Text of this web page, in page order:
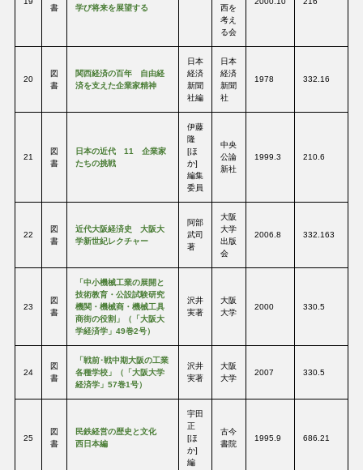
書 学び将来を展望する
西を
考え
る会
20
図
書
関西経済の百年 自由経
済を支えた企業家精神
日本
経済
新聞
社編
日本
経済
新聞
社
1978 332.16
21
図
書
日本の近代 11 企業家
たちの挑戦
伊藤
隆
[ほ
か]
編集
委員
中央
公論
新社
1999.3 210.6
22
図
書
近代大阪経済史 大阪大
学新世紀レクチャー
阿部
武司
著
大阪
大学
出版
会
2006.8 332.163
23
図
書
「中小機械工業の展開と
技術教育・公設試験研究
機関・機械商・機械工具
商街の役割」（「大阪大
学経済学」49巻2号）
沢井
実著
大阪
大学
2000 330.5
24
図
書
「戦前･戦中期大阪の工業
各種学校」（「大阪大学
経済学」57巻1号）
沢井
実著
大阪
大学
2007 330.5
25
図
書
民鉄経営の歴史と文化
西日本編
宇田
正
[ほ
か]
編
古今
書院
1995.9 686.21